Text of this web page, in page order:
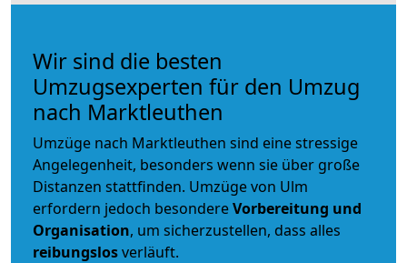
Wir sind die besten
Umzugsexperten für den Umzug
nach Marktleuthen
Umzüge nach Marktleuthen sind eine stressige
Angelegenheit, besonders wenn sie über große
Distanzen stattfinden. Umzüge von Ulm
erfordern jedoch besondereVorbereitung und
Organisation, um sicherzustellen, dass alles
reibungslosverläuft.